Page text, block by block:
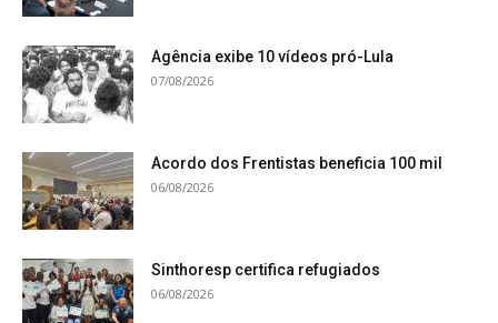
Agência exibe 10 vídeos pró-Lula
07/08/2026
Acordo dos Frentistas beneficia 100 mil
06/08/2026
Sinthoresp certifica refugiados
06/08/2026